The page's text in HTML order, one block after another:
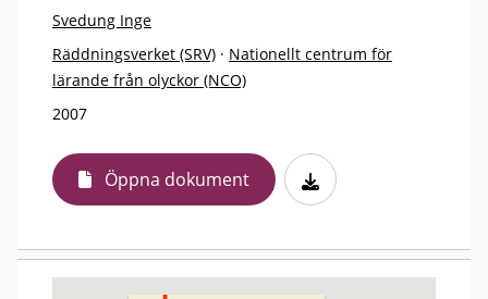
Svedung Inge
Räddningsverket (SRV) · Nationellt centrum för
lärande från olyckor (NCO)
2007
Öppna dokument